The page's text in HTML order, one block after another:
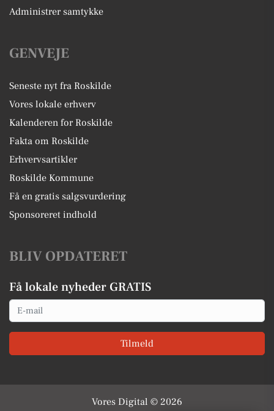
Administrer samtykke
GENVEJE
Seneste nyt fra Roskilde
Vores lokale erhverv
Kalenderen for Roskilde
Fakta om Roskilde
Erhvervsartikler
Roskilde Kommune
Få en gratis salgsvurdering
Sponsoreret indhold
BLIV OPDATERET
Få lokale nyheder GRATIS
Email
Tilmeld
Vores Digital © 2026